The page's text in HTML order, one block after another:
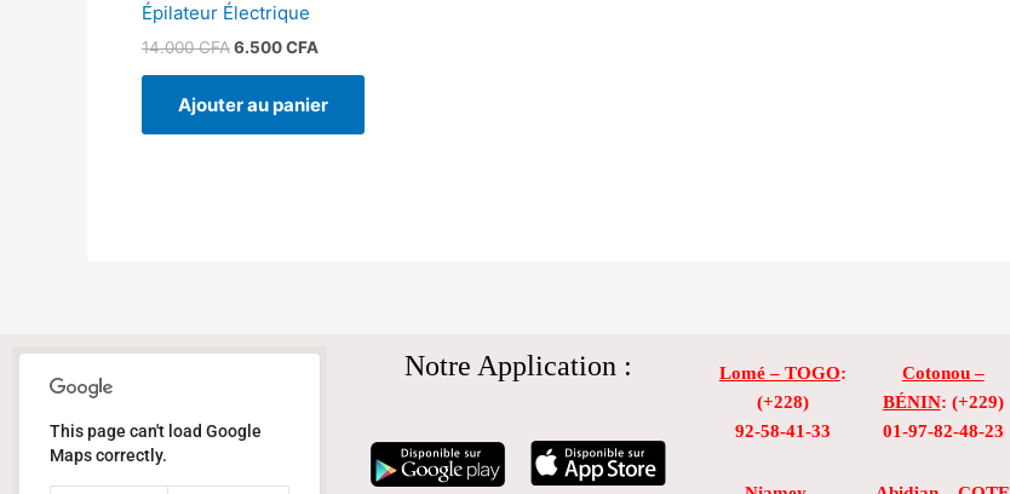
Épilateur Électrique
14.000CFA6.500CFA
Ajouter au panier
This page can't load Google
Maps correctly.
Notre Application : Lomé – TOGO:
(+228)
92-58-41-33
Cotonou –
BÉNIN: (+229)
01-97-82-48-23